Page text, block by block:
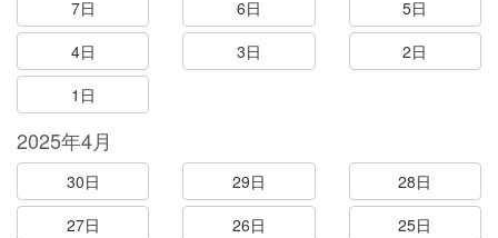
7日
6日
5日
4日
3日
2日
1日
2025年4月
30日 29日
28日
27日
26日
25日